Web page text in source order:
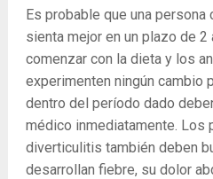
Es probable que una
sienta mejor en un plazo de
comenzar con la dieta y los
experimenten ningún cambio
dentro del período dado
médico inmediatamente. Los
diverticulitis también deben
desarrollan fiebre, su dolor